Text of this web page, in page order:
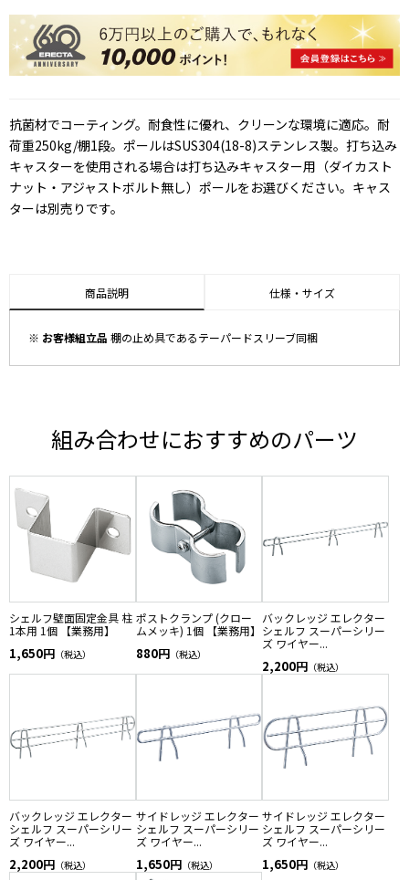
抗菌材でコーティング。耐食性に優れ、クリーンな環境に適応。耐
荷重250kg/棚1段。ポールはSUS304(18-8)ステンレス製。打ち込み
キャスターを使用される場合は打ち込みキャスター用（ダイカスト
ナット・アジャストボルト無し）ポールをお選びください。キャス
ターは別売りです。
商品説明 仕様・サイズ
※ お客様組立品 棚の止め具であるテーパードスリーブ同梱
組み合わせにおすすめのパーツ
シェルフ壁面固定金具 柱
1本用 1個 【業務用】
1,650円 （税込）
ポストクランプ (クロー
ムメッキ) 1個 【業務用】
880円（税込）
バックレッジ エレクター
シェルフ スーパーシリー
ズ ワイヤー...
2,200円 （税込）
バックレッジ エレクター
シェルフ スーパーシリー
ズ ワイヤー...
2,200円 （税込）
サイドレッジ エレクター
シェルフ スーパーシリー
ズ ワイヤー...
1,650円（税込）
サイドレッジ エレクター
シェルフ スーパーシリー
ズ ワイヤー...
1,650円 （税込）